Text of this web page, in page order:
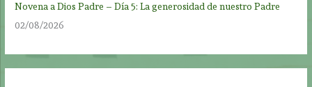
Novena a Dios Padre – Día 5: La generosidad de nuestro Padre
02/08/2026